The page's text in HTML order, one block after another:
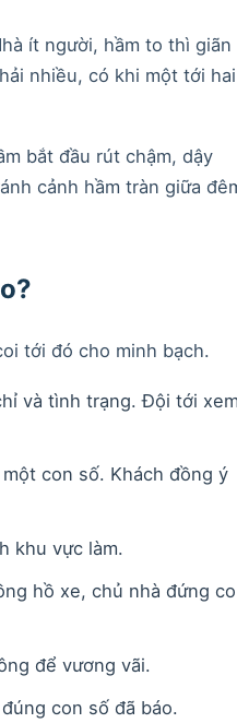
ít người, hầm to thì giãn
nhiều, có khi một tới hai
bắt đầu rút chậm, dậy
cảnh hầm tràn giữa
tới đó cho minh bạch.
và tình trạng. Đội tới
con số. Khách đồng ý
khu vực làm.
hồ xe, chủ nhà đứng
để vương vãi.
con số đã báo.